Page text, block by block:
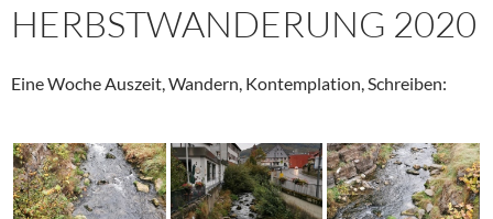
HERBSTWANDERUNG 2020
Eine Woche Auszeit, Wandern, Kontemplation, Schreiben: